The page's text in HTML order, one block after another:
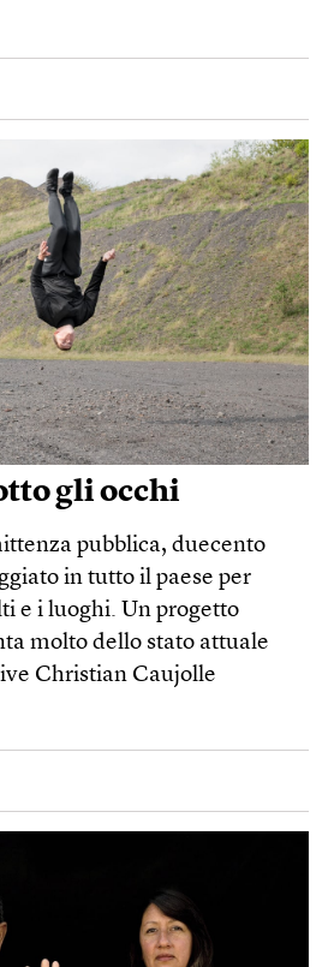
gli occhi
pubblica, duecento
in tutto il paese per
e i luoghi. Un progetto
molto dello stato attuale
Christian Caujolle